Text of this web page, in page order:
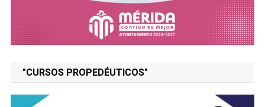
"CURSOS PROPEDÉUTICOS"